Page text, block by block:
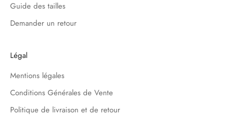
Guide des tailles
Demander un retour
Légal
Mentions légales
Conditions Générales de Vente
Politique de livraison et de retour